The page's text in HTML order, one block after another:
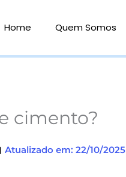
Home Quem Somos
cimento?
Atualizado em: 22/10/2025